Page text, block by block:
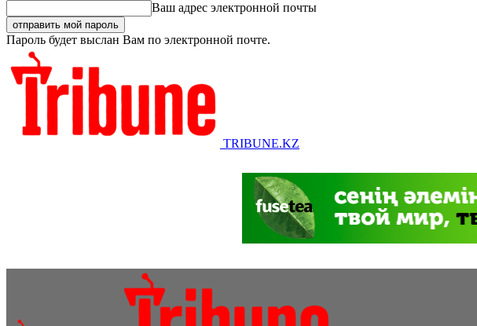
Ваш адрес электронной почты
Пароль будет выслан Вам по электронной почте.
TRIBUNE.KZ